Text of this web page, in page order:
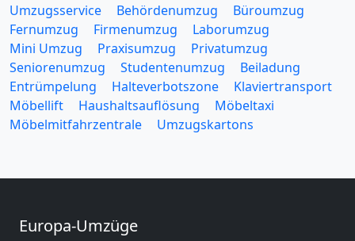
Umzugsservice Behördenumzug
Büroumzug
Fernumzug
Firmenumzug
Laborumzug
Mini Umzug
Praxisumzug
Privatumzug
Seniorenumzug
Studentenumzug
Beiladung
Entrümpelung
Halteverbotszone
Klaviertransport
Möbellift
Haushaltsauflösung
Möbeltaxi
Möbelmitfahrzentrale
Umzugskartons
Europa-Umzüge